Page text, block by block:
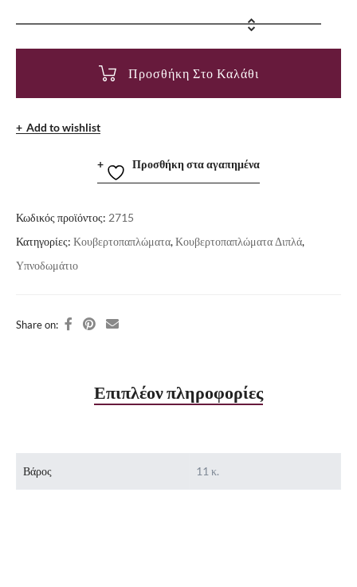
Προσθήκη Στο Καλάθι
Add to wishlist
Προσθήκη στα αγαπημένα
Κωδικός προϊόντος: 2715
Κατηγορίες: Κουβερτοπαπλώματα,Κουβερτοπαπλώματα Διπλά,
Υπνοδωμάτιο
Share on:
Επιπλέον πληροφορίες
Βάρος 11 κ.